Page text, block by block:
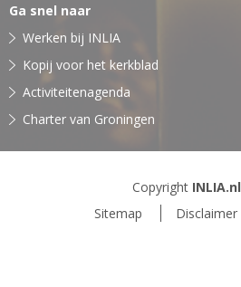
Ga snel naar
Werken bij INLIA
Kopij voor het kerkblad
Activiteitenagenda
Charter van Groningen
Copyright INLIA.nl
Sitemap
Disclaimer